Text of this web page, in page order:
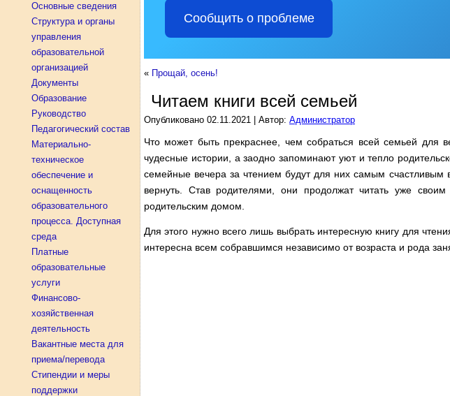
Основные сведения
Структура и органы
управления
образовательной
организацией
Документы
Образование
Руководство
Педагогический состав
Материально-
техническое
обеспечение и
оснащенность
образовательного
процесса. Доступная
среда
Платные
образовательные
услуги
Финансово-
хозяйственная
деятельность
Вакантные места для
приема/перевода
Стипендии и меры
поддержки
Сообщить о проблеме
« Прощай, осень!
Читаем книги всей семьей
Опубликовано 02.11.2021 Автор: Администратор
Что может быть прекраснее, чем собраться всей семьей
чудесные истории, а заодно запоминают уют и тепло
семейные вечера за чтением будут для них самым
вернуть. Став родителями, они продолжат читать уже
родительским домом.
Для этого нужно всего лишь выбрать интересную книгу для
интересна всем собравшимся независимо от возраста и рода